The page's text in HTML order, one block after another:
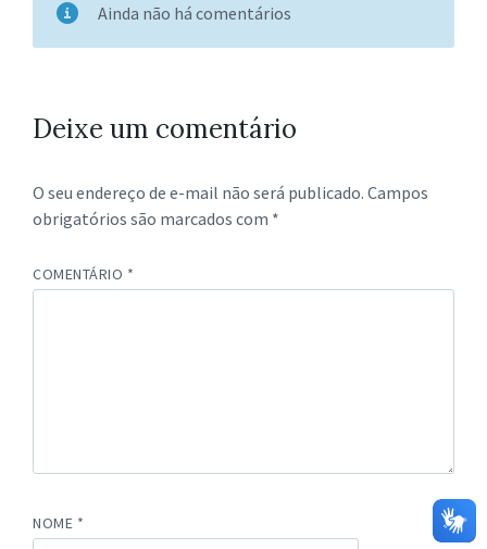
Ainda não há comentários
Deixe um comentário
O seu endereço de e-mail não será publicado. Campos
obrigatórios são marcados com *
COMENTÁRIO *
NOME *